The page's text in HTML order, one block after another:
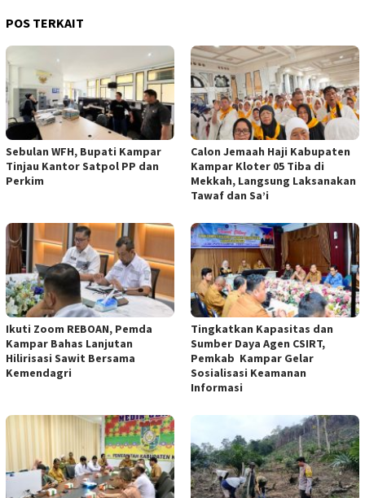
POS TERKAIT
Sebulan WFH, Bupati Kampar
Tinjau Kantor Satpol PP dan
Perkim
Calon Jemaah Haji Kabupaten
Kampar Kloter 05 Tiba di
Mekkah, Langsung Laksanakan
Tawaf dan Sa’i
Ikuti Zoom REBOAN, Pemda
Kampar Bahas Lanjutan
Hilirisasi Sawit Bersama
Kemendagri
Tingkatkan Kapasitas dan
Sumber Daya Agen CSIRT,
Pemkab Kampar Gelar
Sosialisasi Keamanan
Informasi